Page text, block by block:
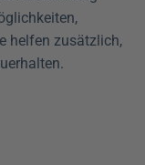
helfen zusätzlich,